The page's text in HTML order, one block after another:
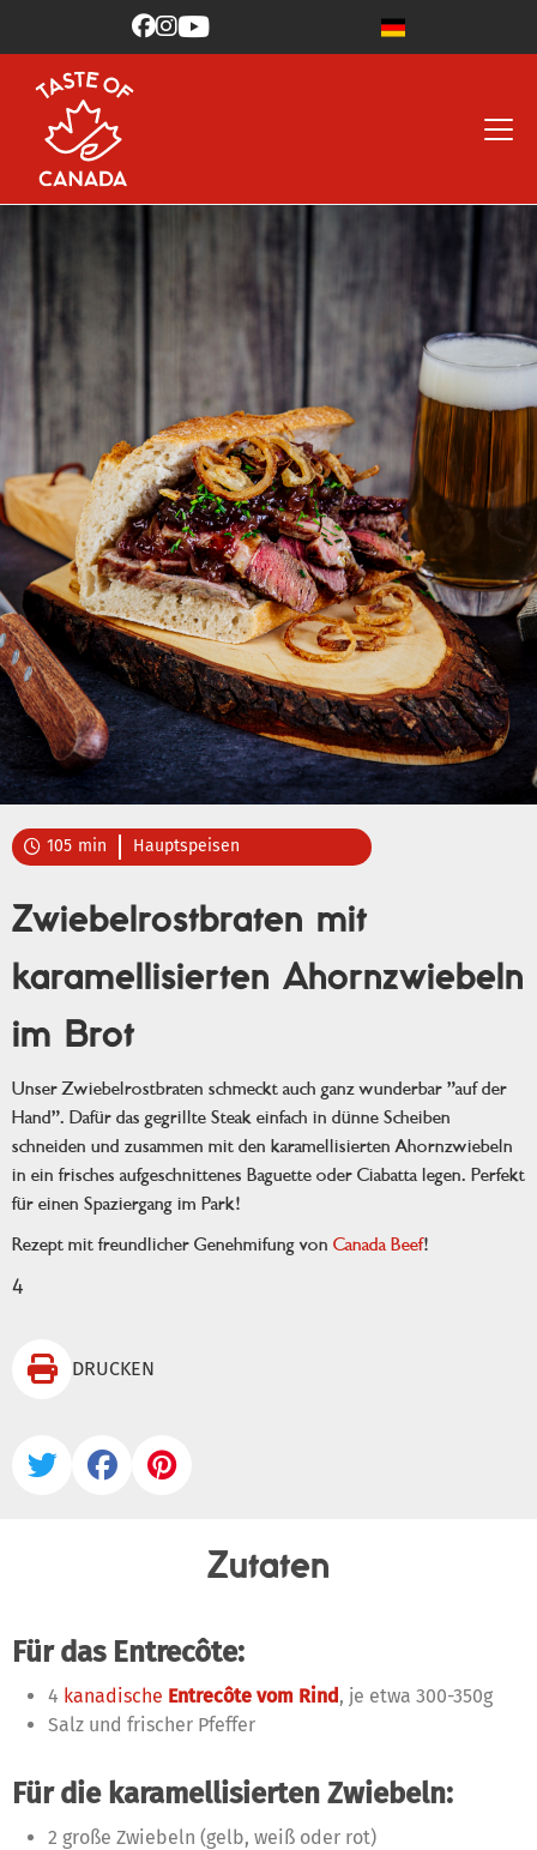

 105 min Hauptspeisen
Zwiebelrostbraten mit
karamellisierten Ahornzwiebeln
im Brot
Unser Zwiebelrostbraten schmeckt auch ganz wunderbar "auf der
Hand". Dafür das gegrillte Steak einfach in dünne Scheiben
schneiden und zusammen mit den karamellisierten Ahornzwiebeln
in ein frisches aufgeschnittenes Baguette oder Ciabatta legen. Perfekt
für einen Spaziergang im Park!
Rezept mit freundlicher Genehmifung von Canada Beef!
4
 DRUCKEN
  
Zutaten
Für das Entrecôte:
4 kanadische Entrecôte vom Rind , je etwa 300-350g
Salz und frischer Pfeffer
Für die karamellisierten Zwiebeln:
2 große Zwiebeln (gelb, weiß oder rot)